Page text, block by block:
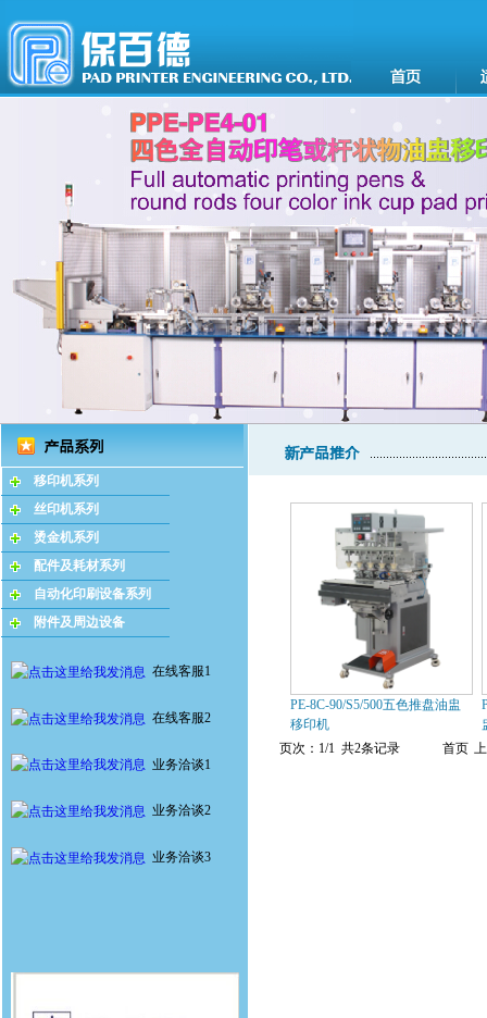
移印机系列
丝印机系列
烫金机系列
配件及耗材系列
自动化印刷设备系列
附件及周边设备
在线客服1
在线客服2
业务洽谈1
业务洽谈2
业务洽谈3
PE-8C-90/S5/500五色推盘油盅
移印机
页次：1/1 共2条记录
首页